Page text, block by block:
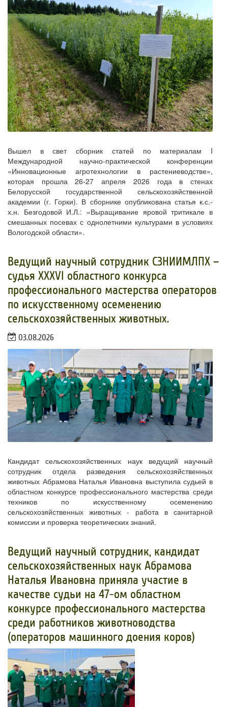
Вышел в свет сборник статей по материалам I
Международной научно-практической конференции
«Инновационные агротехнологии в растениеводстве»,
которая прошла 26-27 апреля 2026 года в стенах
Белорусской государственной сельскохозяйственной
академии (г. Горки). В сборнике опубликована статья к.с.-
х.н. Безгодовой И.Л.: «Выращивание яровой тритикале в
смешанных посевах с однолетними культурами в условиях
Вологодской области».
Ведущий научный сотрудник СЗНИИМЛПХ –
судья XXXVI областного конкурса
профессионального мастерства операторов
по искусственному осеменению
сельскохозяйственных животных.
03.08.2026
Кандидат сельскохозяйственных наук ведущий научный
сотрудник отдела разведения сельскохозяйственных
животных Абрамова Наталья Ивановна выступила судьей в
областном конкурсе профессионального мастерства среди
техников по искусственному осеменению
сельскохозяйственных животных - работа в санитарной
комиссии и проверка теоретических знаний.
Ведущий научный сотрудник, кандидат
сельскохозяйственных наук Абрамова
Наталья Ивановна приняла участие в
качестве судьи на 47-ом областном
конкурсе профессионального мастерства
среди работников животноводства
(операторов машинного доения коров)